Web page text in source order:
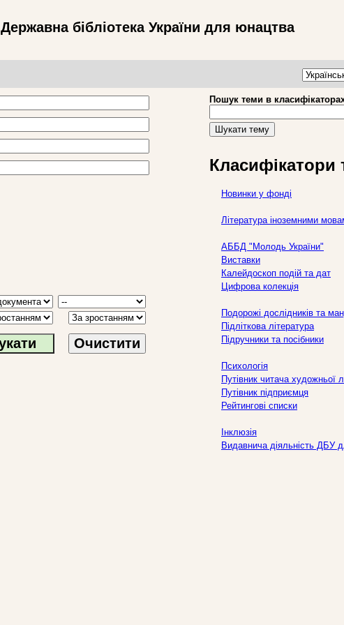
Державна бібліотека України для юнацтва
Очистити
Пошук теми в
Шукати тему
Класифікатори
Новинки у фонді
Література іноземними
АББД "Молодь України"
Виставки
Калейдоскоп подій та дат
Цифрова колекція
Подорожі дослідників та
Підліткова література
Підручники та посібники
Психологія
Путівник читача художньої
Путівник підприємця
Рейтингові списки
Інклюзія
Видавнича діяльність